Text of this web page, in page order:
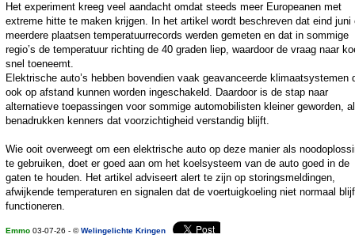
Het experiment kreeg veel aandacht omdat steeds meer Europeanen met
extreme hitte te maken krijgen. In het artikel wordt beschreven dat eind juni
meerdere plaatsen temperatuurrecords werden gemeten en dat in sommige
regio’s de temperatuur richting de 40 graden liep, waardoor de vraag naar
snel toeneemt.
Elektrische auto’s hebben bovendien vaak geavanceerde klimaatsystemen
ook op afstand kunnen worden ingeschakeld. Daardoor is de stap naar
alternatieve toepassingen voor sommige automobilisten kleiner geworden, al
benadrukken kenners dat voorzichtigheid verstandig blijft.
Wie ooit overweegt om een elektrische auto op deze manier als
te gebruiken, doet er goed aan om het koelsysteem van de auto goed in de
gaten te houden. Het artikel adviseert alert te zijn op storingsmeldingen,
afwijkende temperaturen en signalen dat de voertuigkoeling niet normaal
functioneren.
Emmo 03-07-26 - ©Welingelichte Kringen